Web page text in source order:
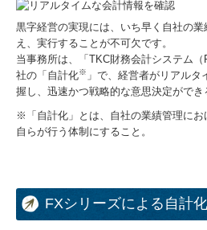
個人情報保護方針
黒字経営の実現には、いち早く自社の
え、実行することが不可欠です。
当事務所は、「TKC財務会計システム
社の「自計化※ 」で、経営者がリアル
握し、迅速かつ戦略的な意思決定ができ
※「自計化」とは、自社の業績管理に
自らが行う体制にすること。
FXシリーズによる自計